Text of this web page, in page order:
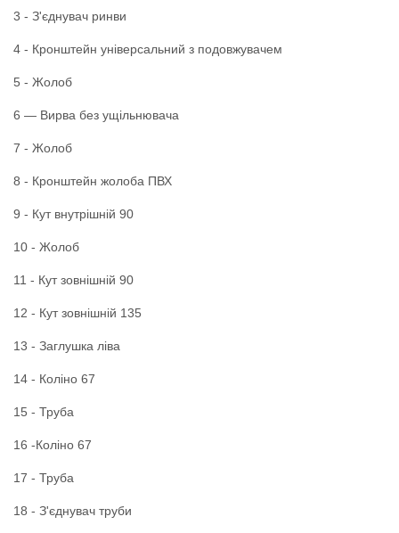
3 - З'єднувач ринви
4 - Кронштейн універсальний з подовжувачем
5 - Жолоб
6 — Вирва без ущільнювача
7 - Жолоб
8 - Кронштейн жолоба ПВХ
9 - Кут внутрішній 90
10 - Жолоб
11 - Кут зовнішній 90
12 - Кут зовнішній 135
13 - Заглушка ліва
14 - Коліно 67
15 - Труба
16 -Коліно 67
17 - Труба
18 - З'єднувач труби